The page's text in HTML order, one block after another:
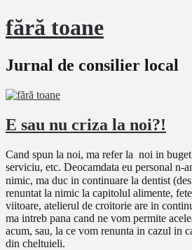
fără toane
Jurnal de consilier local
E sau nu criza la noi?!
Cand spun la noi, ma refer la noi in
serviciu, etc. Deocamdata eu personal n-
nimic, ma duc in continuare la dentist
renuntat la nimic la capitolul alimente,
viitoare, atelierul de croitorie are in
ma intreb pana cand ne vom permite
acum, sau, la ce vom renunta in cazul in
din cheltuieli.